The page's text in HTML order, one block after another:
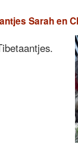
Sarah en